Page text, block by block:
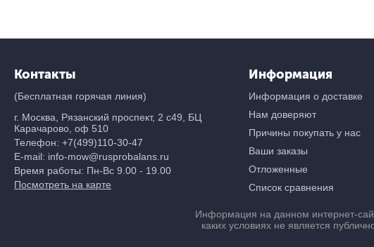
Контакты
(Бесплатная горячая линия)
г. Москва, Рязанский проспект, 2 с49, БЦ
Карачарово, оф 510
Телефон: +7(499)110-30-47
E-mail: info-mow@rusprobalans.ru
Время работы: Пн-Вс 9.00 - 19.00
Посмотреть на карте
Информация
Информация о доставке
Нам доверяют
Причины покупать у нас
Ваши заказы
Отложенные
Список сравнения
Информация на данном интернет-
каких условиях не является